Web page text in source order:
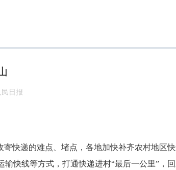
日报
快递的难点、堵点，各地加快补齐农村地区
快线等方式，打通快递进村“最后一公里”，